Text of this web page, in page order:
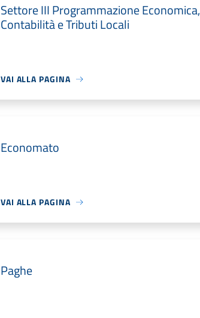
Settore III Programmazione Economica,
Contabilità e Tributi Locali
VAI ALLA PAGINA
Economato
VAI ALLA PAGINA
Paghe